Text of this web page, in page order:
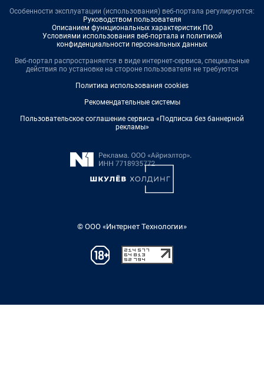
Особенности эксплуатации (использования) веб-портала регулируются:
Руководством пользователя
Описанием функциональных характеристик ПО
Условиями использования веб-портала и политикой
конфиденциальности персональных данных
Веб-портал распространяется в виде интернет-сервиса, специальные
действия по установке на стороне пользователя не требуются
Политика использования cookies
Рекомендательные системы
Пользовательское соглашение сервиса «Подписка без баннерной
рекламы»
© ООО «Интернет Технологии»